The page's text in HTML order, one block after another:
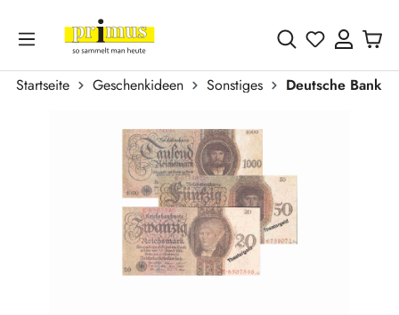
Zum Hauptinhalt springen
Du hast 0
Startseite Geschenkideen Sonstiges
Deutsche